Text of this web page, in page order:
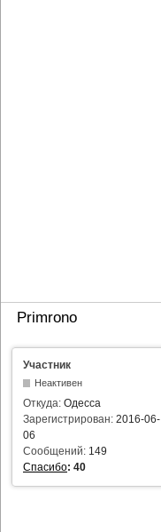
Primrono
Участник
Неактивен
Откуда: Одесса
Зарегистрирован: 2016-06-
06
Сообщений: 149
Спасибо: 40